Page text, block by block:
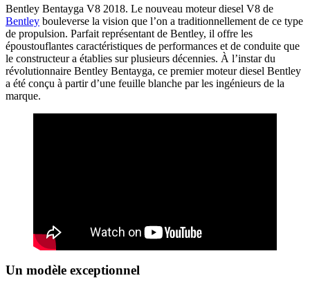
Bentley Bentayga V8 2018. Le nouveau moteur diesel V8 de
Bentley bouleverse la vision que l’on a traditionnellement de ce type
de propulsion. Parfait représentant de Bentley, il offre les
époustouflantes caractéristiques de performances et de conduite que
le constructeur a établies sur plusieurs décennies. À l’instar du
révolutionnaire Bentley Bentayga, ce premier moteur diesel Bentley
a été conçu à partir d’une feuille blanche par les ingénieurs de la
marque.
Un modèle exceptionnel